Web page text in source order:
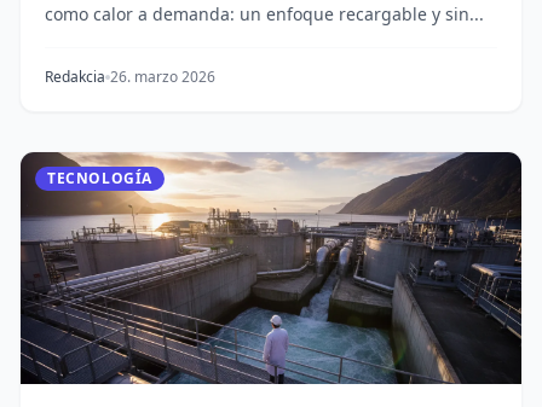
como calor a demanda: un enfoque recargable y sin...
Redakcia 26. marzo 2026
TECNOLOGÍA